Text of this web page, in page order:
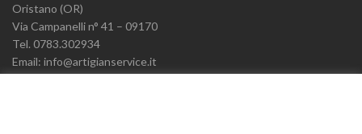
Oristano (OR)
Via Campanelli n° 41 – 09170
Tel. 0783.302934
Email: info@artigianservice.it